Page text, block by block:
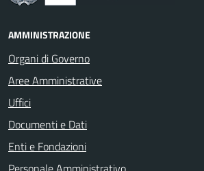
AMMINISTRAZIONE
Organi di Governo
Aree Amministrative
Uffici
Documenti e Dati
Enti e Fondazioni